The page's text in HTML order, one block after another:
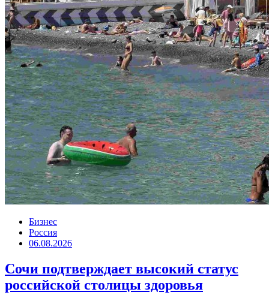
Бизнес
Россия
06.08.2026
Сочи подтверждает высокий статус
российской столицы здоровья